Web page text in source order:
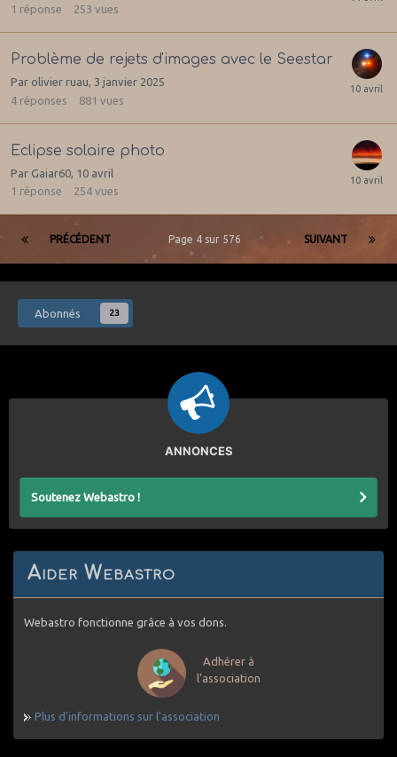
1 réponse 253 vues
Problème de rejets d'images avec le Seestar
Par olivier ruau, 3 janvier 2025
4 réponses 881 vues
Eclipse solaire photo
Par Gaiar60 10 avril
1 réponse 254 vues
PRÉCÉDENT SUIVANT
Page 4 sur 576
Abonnés 23
ANNONCES
Soutenez Webastro !
Aider Webastro
Webastro fonctionne grâce à vos dons.
Adhérer à
l'association
Plus d'informations sur l'association